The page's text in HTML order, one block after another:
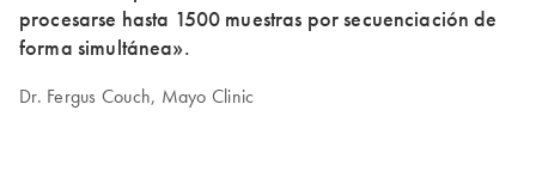
procesarse hasta 1500 muestras por secuenciación de
forma simultánea».
Dr. Fergus Couch, Mayo Clinic